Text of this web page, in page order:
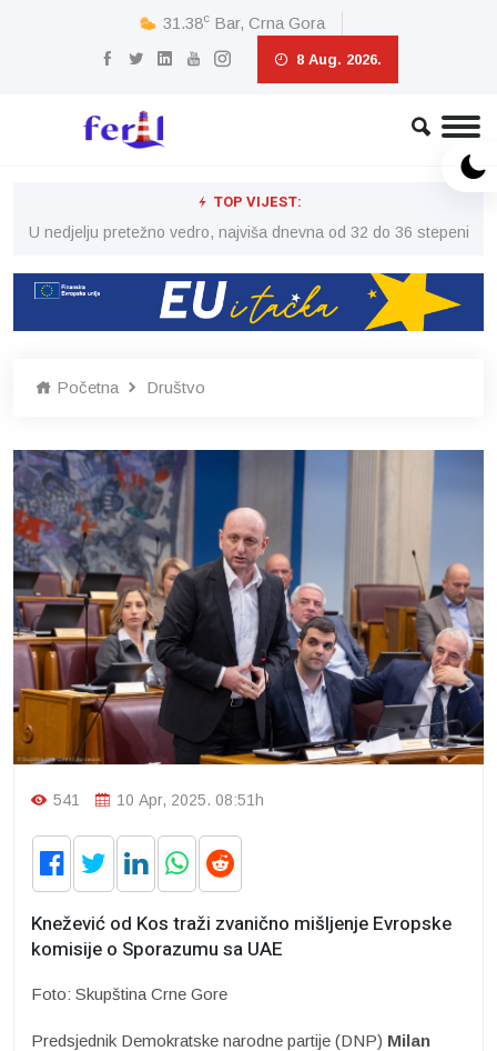
31.38c Bar, Crna Gora
8 Aug. 2026.
TOP VIJEST:
U nedjelju pretežno vedro, najviša dnevna od 32 do 36 stepeni
Početna Društvo
541 10 Apr, 2025. 08:51h
Knežević od Kos traži zvanično mišljenje Evropske
komisije o Sporazumu sa UAE
Foto: Skupština Crne Gore
Predsjednik Demokratske narodne partije (DNP) Milan